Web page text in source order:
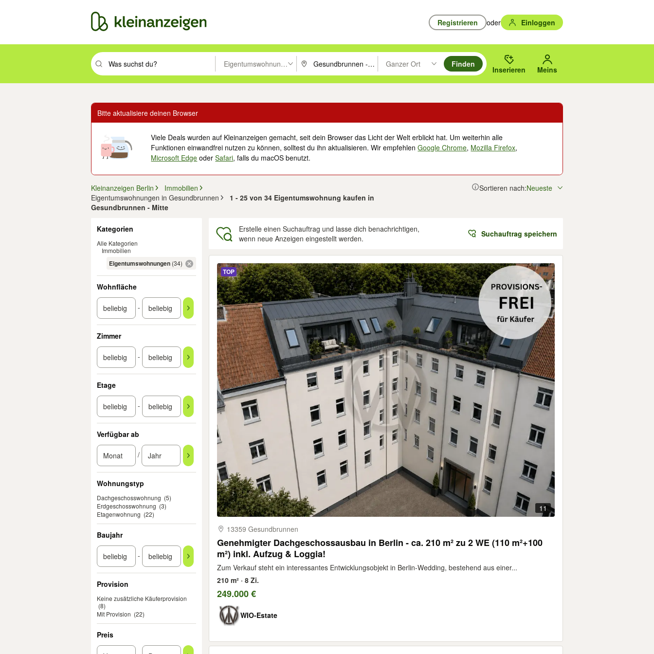
Registrieren oder Einloggen
Suchbegriff eingeben. Eingabetaste drücken um zu suchen, oder Vorschläge mit den Pfeiltasten nach oben/unten durchsuchen und mit Eingabetaste auswählen.
Eigentumswohnungen PLZ oder Ort eingeben. Eingabetaste drücken um zu suchen, oder Vorschläge mit den Pfeiltasten nach oben/
Ganzer Ort
Suche im Umkreis des gewählten Orts oder PLZ.
Finden
Inserieren Meins
Bitte aktualisiere deinen Browser
Viele Deals wurden auf Kleinanzeigen gemacht, seit dein Browser das Licht der Welt erblickt hat. Um weiterhin alle
Funktionen einwandfrei nutzen zu können, solltest du ihn aktualisieren. Wir empfehlenGoogle Chrome, Mozilla Firefox,
Microsoft Edge oderSafari, falls du macOS benutzt.
Kleinanzeigen Berlin
Immobilien
Eigentumswohnungen in Gesundbrunnen
1 - 25 von 34 Eigentumswohnung kaufen in
Gesundbrunnen - Mitte
Sortieren nach:Neueste
Kategorien
Alle Kategorien
Immobilien
Eigentumswohnungen (34)
Wohnfläche
-
Zimmer
-
Etage
-
Verfügbar ab
/
Wohnungstyp
Dachgeschosswohnung (5)
Erdgeschosswohnung (3)
Etagenwohnung (22)
Baujahr
-
Provision
Keine zusätzliche Käuferprovision
(8)
Mit Provision (22)
Preis
Erstelle einen Suchauftrag und lasse dich benachrichtigen,
wenn neue Anzeigen eingestellt werden.
Suchauftrag speichern
11
TOP
13359 Gesundbrunnen
Genehmigter Dachgeschossausbau in Berlin - ca. 210 m² zu 2 WE (110 m²+100
m²) inkl. Aufzug & Loggia!
Zum Verkauf steht ein interessantes Entwicklungsobjekt in Berlin-Wedding, bestehend aus einer...
210 m² · 8 Zi.
249.000 €
WIO-Estate